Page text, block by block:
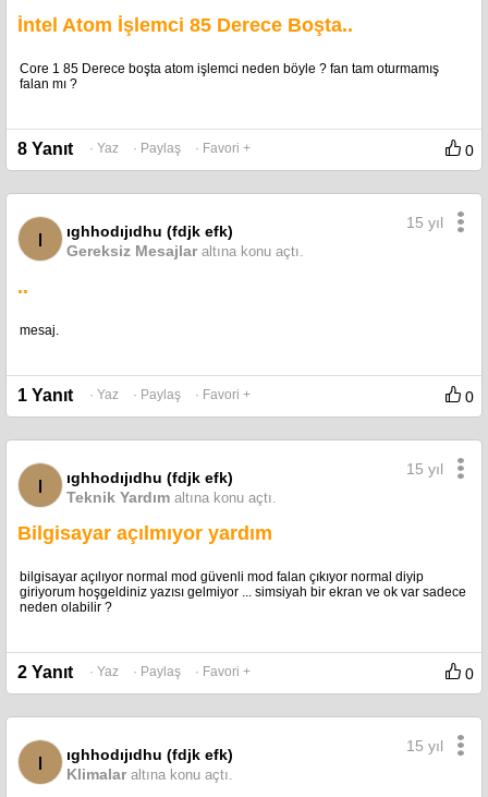
İntel Atom İşlemci 85 Derece Boşta..
Core 1 85 Derece boşta atom işlemci neden böyle ? fan tam oturmamış
falan mı ?
8 Yanıt · Yaz · Paylaş · Favori + 0
ı
ıghhodıjıdhu (fdjk efk)
Gereksiz Mesajlar altına konu açtı.
15 yıl
..
mesaj.
1 Yanıt · Yaz · Paylaş · Favori + 0
ı
ıghhodıjıdhu (fdjk efk)
Teknik Yardım altına konu açtı.
15 yıl
Bilgisayar açılmıyor yardım
bilgisayar açılıyor normal mod güvenli mod falan çıkıyor normal diyip
giriyorum hoşgeldiniz yazısı gelmiyor ... simsiyah bir ekran ve ok var sadece
neden olabilir ?
2 Yanıt · Yaz · Paylaş · Favori + 0
ı
ıghhodıjıdhu (fdjk efk)
Klimalar altına konu açtı.
15 yıl